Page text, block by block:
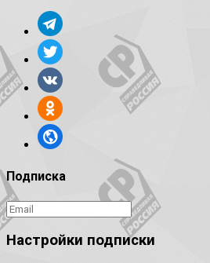
Подписка
Настройки подписки